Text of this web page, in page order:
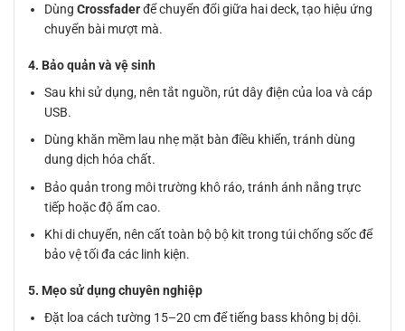
DùngCrossfaderđể chuyển đổi giữa hai deck, tạo hiệu ứng
chuyển bài mượt mà.
4. Bảo quản và vệ sinh
Sau khi sử dụng, nên tắt nguồn, rút dây điện của loa và cáp
USB.
Dùng khăn mềm lau nhẹ mặt bàn điều khiển, tránh dùng
dung dịch hóa chất.
Bảo quản trong môi trường khô ráo, tránh ánh nắng trực
tiếp hoặc độ ẩm cao.
Khi di chuyển, nên cất toàn bộ bộ kit trong túi chống sốc để
bảo vệ tối đa các linh kiện.
5. Mẹo sử dụng chuyên nghiệp
Đặt loa cách tường 15–20 cm để tiếng bass không bị dội.